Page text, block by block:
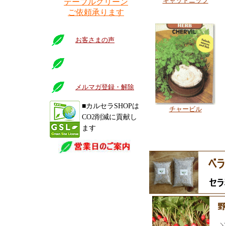
ご依頼承ります
お客さまの声
メルマガ登録・解除
■カルセラSHOPは
CO2削減に貢献し
ます
チャービル